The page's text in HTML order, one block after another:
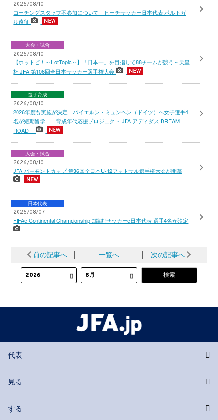
2026/08/10
コーチングスタッフ不参加について ビーチサッカー日本代表 ポルトガ
ル遠征
大会・試合
2026/08/10
【ホットピ！～HotTopic～】「日本一」を目指して88チームが競う～天皇
杯 JFA 第106回全日本サッカー選手権大会
選手育成
2026/08/10
2026年度も実施が決定 バイエルン・ミュンヘン（ドイツ）へ女子選手4
名が短期留学 「育成年代応援プロジェクト JFA アディダス DREAM
ROAD」
大会・試合
2026/08/10
JFA バーモントカップ 第36回全日本U-12フットサル選手権大会が開幕
日本代表
2026/08/07
FIFAe Continental Championshipに臨むサッカーe日本代表 選手4名が決定
前の記事へ │ 一覧へ │ 次の記事へ
代表
見る
する